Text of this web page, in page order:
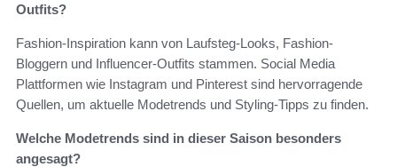
Outfits?
Fashion-Inspiration kann von Laufsteg-Looks, Fashion-
Bloggern und Influencer-Outfits stammen. Social Media
Plattformen wie Instagram und Pinterest sind hervorragende
Quellen, um aktuelle Modetrends und Styling-Tipps zu finden.
Welche Modetrends sind in dieser Saison besonders
angesagt?